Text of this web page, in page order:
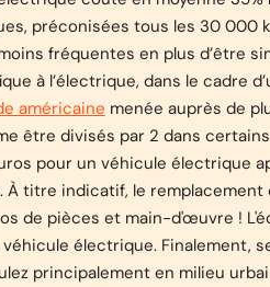
préconisées tous les 30 000
fréquentes en plus d’être
à l’électrique, dans le cadre
américaine menée auprès de
être divisés par 2 dans
pour un véhicule électrique
titre indicatif, le remplacement
de pièces et main-d'œuvre !
électrique. Finalement,
principalement en milieu